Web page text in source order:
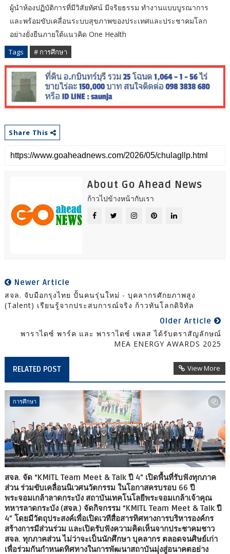
ผู้นำห้องปฏิบัติการที่มีวิสัยทัศน์ มีจริยธรรม ทำงานแบบบูรณาการ
และพร้อมขับเคลื่อนระบบสุขภาพของประเทศและประชาคมโลก
อย่างยั่งยืนภายใต้แนวคิด One Health
Tags # การศึกษา
Share This
About Go Ahead News
ก้าวไปข้างหน้ากับเรา
Newer Article
สจล. จับมือกรุงไทย ปั้นคนรุ่นใหม่ - บุคลากรศักยภาพสูง
(Talent) เรียนรู้จากประสบการณ์จริง ก้าวทันโลกดิจิทัล
Older Article
พาราไดซ์ พาร์ค และ พาราไดซ์ เพลส ได้รับตราสัญลักษณ์
MEA ENERGY AWARDS 2025
RELATED POST View More
การศึกษา
สจล. จัด “KMITL Team Meet & Talk ปี 4” เปิดพื้นที่รับฟังทุกภาค
ส่วน ร่วมขับเคลื่อนนิเวศนวัตกรรม ในโอกาสครบรอบ 66 ปี
พระจอมเกล้าลาดกระบัง สถาบันเทคโนโลยีพระจอมเกล้าเจ้าคุณ
ทหารลาดกระบัง (สจล.) จัดกิจกรรม “KMITL Team Meet & Talk ปี
4” โดยมีวัตถุประสงค์เพื่อเปิดเวทีสื่อสารทิศทางการบริหารองค์กร
สร้างการมีส่วนร่วม และเปิดรับฟังความคิดเห็นจากประชาคมชาว
สจล. ทุกภาคส่วน ไม่ว่าจะเป็นนักศึกษา บุคลากร ตลอดจนศิษย์เก่า
เพื่อร่วมกันกำหนดทิศทางในการพัฒนาสถาบันมุ่งสู่อนาคตอย่าง